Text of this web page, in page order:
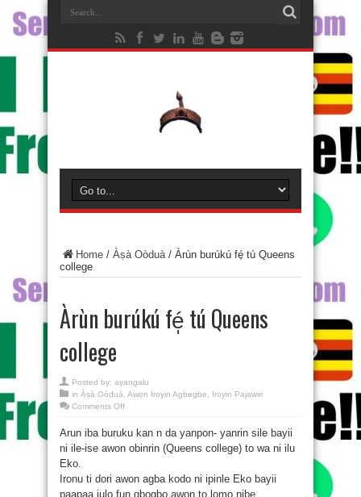
Home / Àṣà Oòduà/ Àrùn burúkú fé̩ tú Queens
college
Àrùn burúkú fé̩ tú Queens
college
Posted by: ayangalu
in Àṣà Oòduà Awọn Iroyin Agbegbe
Iroyin Pajawiri
Comments Offon
fé̩
Queens
Arun iba buruku kan n da yanpon- yanrin sile bayii
ni ile-ise awon obinrin (Queens college) to wa ni ilu
Eko.
Ironu ti dori awon agba kodo ni ipinle Eko bayii
paapaa julo fun gbogbo awon to lomo nibe.